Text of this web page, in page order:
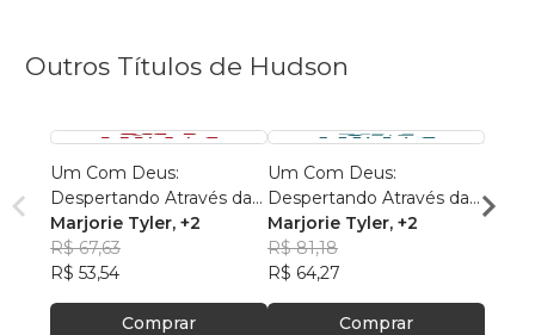
Outros Títulos de Hudson
Um Com Deus:
Despertando Através da
Voz do Espírito Santo -
Livro 2
Marjorie Tyler, +2
R$ 67,63
R$ 53,54
Comprar
Um Com Deus:
Despertando Através da
Voz do Espírito Santo -
Livro 3
Marjorie Tyler, +2
R$ 81,18
R$ 64,27
Comprar
Voz